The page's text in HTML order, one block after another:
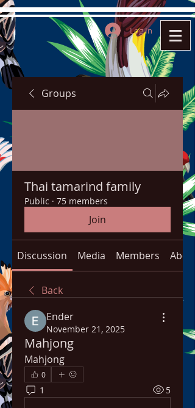
Log In
Groups
Thai tamarind family
Public · 75 members
Join
Discussion Media Members About
Back
Ender
November 21, 2025
Mahjong
Mahjong
0
1 5